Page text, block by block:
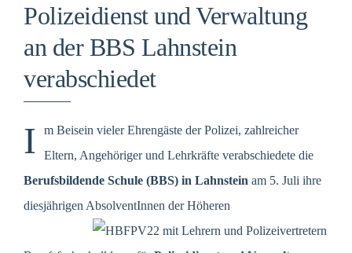
Polizeidienst und Verwaltung
an der BBS Lahnstein
verabschiedet
I
m Beisein vieler Ehrengäste der Polizei, zahlreicher
Eltern, Angehöriger und Lehrkräfte verabschiedete die
Berufsbildende Schule (BBS) in Lahnstein am 5. Juli ihre
diesjährigen AbsolventInnen der Höheren